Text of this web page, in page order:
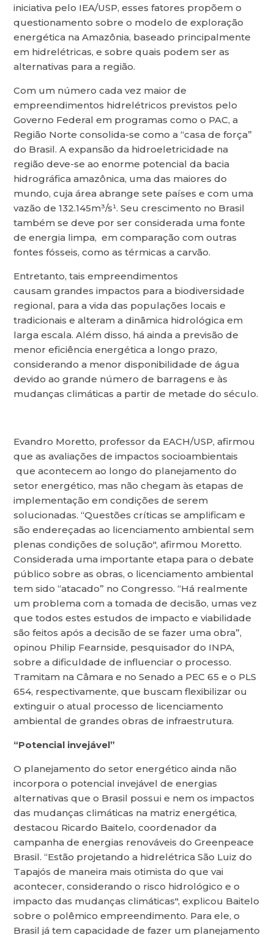
iniciativa pelo IEA/USP, esses fatores propõem o
questionamento sobre o modelo de exploração
energética na Amazônia, baseado principalmente
em hidrelétricas, e sobre quais podem ser as
alternativas para a região.
Com um número cada vez maior de
empreendimentos hidrelétricos previstos pelo
Governo Federal em programas como o PAC, a
Região Norte consolida-se como a “casa de força”
do Brasil. A expansão da hidroeletricidade na
região deve-se ao enorme potencial da bacia
hidrográfica amazônica, uma das maiores do
mundo, cuja área abrange sete países e com uma
vazão de 132.145m³/s¹. Seu crescimento no Brasil
também se deve por ser considerada uma fonte
de energia limpa, em comparação com outras
fontes fósseis, como as térmicas a carvão.
Entretanto, tais empreendimentos
causam grandes impactos para a biodiversidade
regional, para a vida das populações locais e
tradicionais e alteram a dinâmica hidrológica em
larga escala. Além disso, há ainda a previsão de
menor eficiência energética a longo prazo,
considerando a menor disponibilidade de água
devido ao grande número de barragens e às
mudanças climáticas a partir de metade do século.
Evandro Moretto, professor da EACH/USP, afirmou
que as avaliações de impactos socioambientais
que acontecem ao longo do planejamento do
setor energético, mas não chegam às etapas de
implementação em condições de serem
solucionadas. “Questões críticas se amplificam e
são endereçadas ao licenciamento ambiental sem
plenas condições de solução", afirmou Moretto.
Considerada uma importante etapa para o debate
público sobre as obras, o licenciamento ambiental
tem sido “atacado” no Congresso. “Há realmente
um problema com a tomada de decisão, umas vez
que todos estes estudos de impacto e viabilidade
são feitos após a decisão de se fazer uma obra”,
opinou Philip Fearnside, pesquisador do INPA,
sobre a dificuldade de influenciar o processo.
Tramitam na Câmara e no Senado a PEC 65 e o PLS
654, respectivamente, que buscam flexibilizar ou
extinguir o atual processo de licenciamento
ambiental de grandes obras de infraestrutura.
“Potencial invejável”
O planejamento do setor energético ainda não
incorpora o potencial invejável de energias
alternativas que o Brasil possui e nem os impactos
das mudanças climáticas na matriz energética,
destacou Ricardo Baitelo, coordenador da
campanha de energias renováveis do Greenpeace
Brasil. “Estão projetando a hidrelétrica São Luiz do
Tapajós de maneira mais otimista do que vai
acontecer, considerando o risco hidrológico e o
impacto das mudanças climáticas", explicou Baitelo
sobre o polêmico empreendimento. Para ele, o
Brasil já tem capacidade de fazer um planejamento